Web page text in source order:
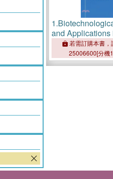
1.
and Applications
Proteases
若需訂購本書，
25006600[分機